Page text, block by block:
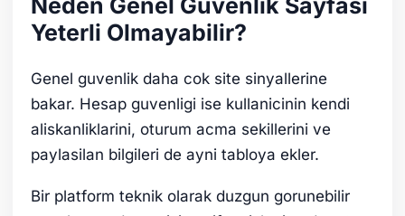
Neden Genel Guvenlik Sayfasi
Yeterli Olmayabilir?
Genel guvenlik daha cok site sinyallerine
bakar. Hesap guvenligi ise kullanicinin kendi
aliskanliklarini, oturum acma sekillerini ve
paylasilan bilgileri de ayni tabloya ekler.
Bir platform teknik olarak duzgun gorunebilir